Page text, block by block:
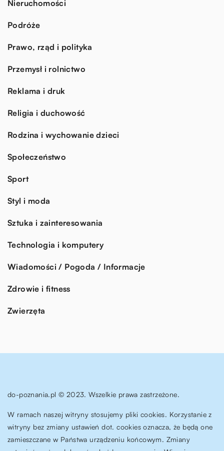
Nieruchomości
Podróże
Prawo, rząd i polityka
Przemysł i rolnictwo
Reklama i druk
Religia i duchowość
Rodzina i wychowanie dzieci
Społeczeństwo
Sport
Styl i moda
Sztuka i zainteresowania
Technologia i komputery
Wiadomości / Pogoda / Informacje
Zdrowie i fitness
Zwierzęta
do-poznania.pl © 2023. Wszelkie prawa zastrzeżone.
W ramach naszej witryny stosujemy pliki cookies. Korzystanie z
witryny bez zmiany ustawień dot. cookies oznacza, że będą one
zamieszczane w Państwa urządzeniu końcowym. Zmiany